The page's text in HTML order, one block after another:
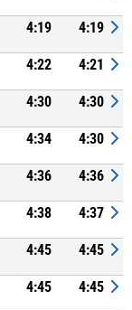
4:19 4:19
4:22 4:21
4:30 4:30
4:34 4:30
4:36 4:36
4:38 4:37
4:45 4:45
4:45 4:45